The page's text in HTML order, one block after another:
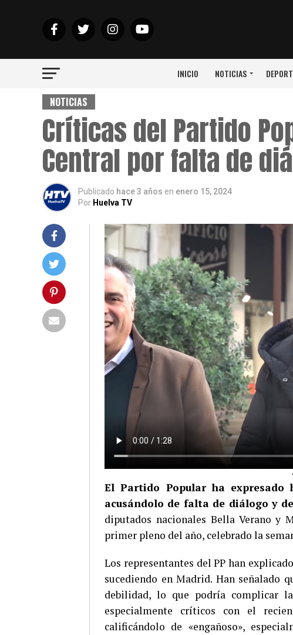
INICIO NOTICIAS
NOTICIAS
Críticas del Partido
Central por falta de
Publicado hace 3 años en enero 15, 2024
Por Huelva TV
El Partido Popular ha expresado
acusándolo de falta de diálogo y
diputados nacionales Bella Verano y
primer pleno del año, celebrado la
Los representantes del PP han
sucediendo en Madrid. Han señalado
debilidad, lo que podría complicar
especialmente críticos con el
calificándolo de «engañoso»,